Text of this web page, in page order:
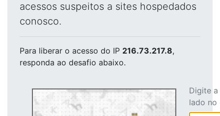
acessos suspeitos a sites hospedados
conosco.
Para liberar o acesso do IP 216.73.217.8,
responda ao desafio abaixo.
Digite
lado no